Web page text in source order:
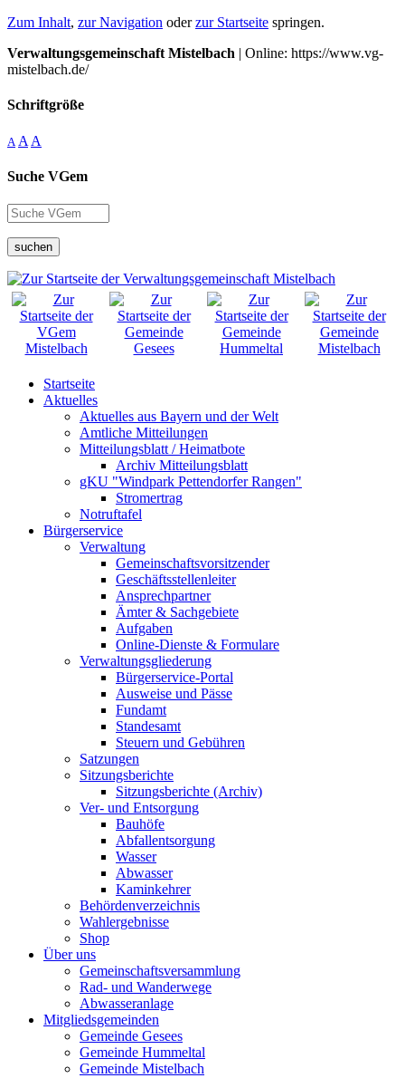
Zum Inhalt, zur Navigation oderzur Startseite springen.
Verwaltungsgemeinschaft Mistelbach | Online: https://www.vg-
mistelbach.de/
Schriftgröße
A A A
Suche VGem
suchen
Startseite
Aktuelles
Aktuelles aus Bayern und der Welt
Amtliche Mitteilungen
Mitteilungsblatt / Heimatbote
Archiv Mitteilungsblatt
gKU "Windpark Pettendorfer Rangen"
Stromertrag
Notruftafel
Bürgerservice
Verwaltung
Gemeinschaftsvorsitzender
Geschäftsstellenleiter
Ansprechpartner
Ämter & Sachgebiete
Aufgaben
Online-Dienste & Formulare
Verwaltungsgliederung
Bürgerservice-Portal
Ausweise und Pässe
Fundamt
Standesamt
Steuern und Gebühren
Satzungen
Sitzungsberichte
Sitzungsberichte (Archiv)
Ver- und Entsorgung
Bauhöfe
Abfallentsorgung
Wasser
Abwasser
Kaminkehrer
Behördenverzeichnis
Wahlergebnisse
Shop
Über uns
Gemeinschaftsversammlung
Rad- und Wanderwege
Abwasseranlage
Mitgliedsgemeinden
Gemeinde Gesees
Gemeinde Hummeltal
Gemeinde Mistelbach